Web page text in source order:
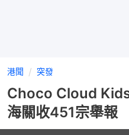
港聞 突發
Choco Cloud
海關收451宗舉報